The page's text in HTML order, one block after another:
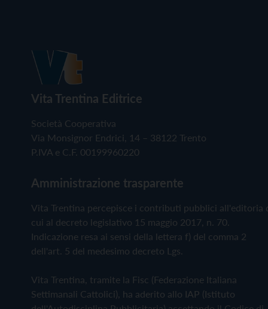
Vita Trentina Editrice
Società Cooperativa
Via Monsignor Endrici, 14 – 38122 Trento
P.IVA e C.F. 00199960220
Amministrazione trasparente
Vita Trentina percepisce i contributi pubblici all'editoria
cui al decreto legislativo 15 maggio 2017, n. 70.
Indicazione resa ai sensi della lettera f) del comma 2
dell'art. 5 del medesimo decreto Lgs.
Vita Trentina, tramite la Fisc (Federazione Italiana
Settimanali Cattolici), ha aderito allo IAP (Istituto